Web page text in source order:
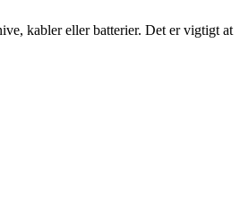
kabler eller batterier. Det er vigtigt at